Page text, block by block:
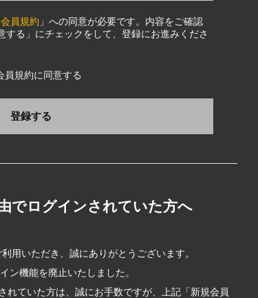
員規約 」への同意が必要です。内容をご確認
る」にチェックをして、登録にお進みくださ
員規約に同意する
登録する
でログインされていた方へ
用いただき、誠にありがとうございます。
機能を廃止いたしました。
れていた方は、誠にお手数ですが、上記「新規会員